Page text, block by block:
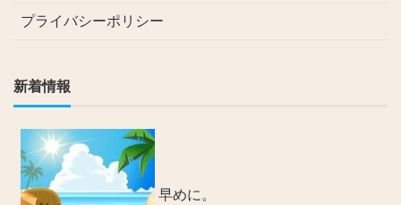
プライバシーポリシー
新着情報
早めに。